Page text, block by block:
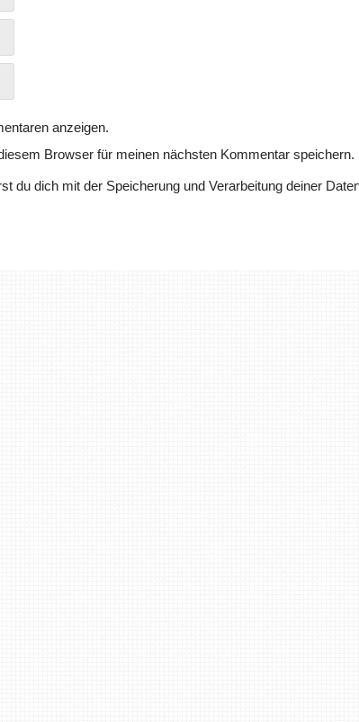
anzeigen.
Browser für meinen nächsten Kommentar speichern.
du dich mit der Speicherung und Verarbeitung deiner